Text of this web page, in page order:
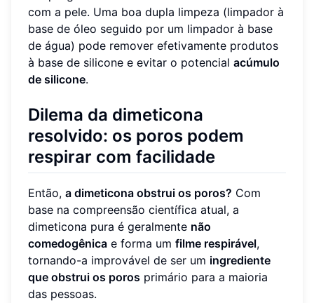
com a pele. Uma boa dupla limpeza (limpador à
base de óleo seguido por um limpador à base
de água) pode remover efetivamente produtos
à base de silicone e evitar o potencial acúmulo
de silicone.
Dilema da dimeticona
resolvido: os poros podem
respirar com facilidade
Então, a dimeticona obstrui os poros? Com
base na compreensão científica atual, a
dimeticona pura é geralmente não
comedogênica e forma um filme respirável,
tornando-a improvável de ser um ingrediente
que obstrui os poros primário para a maioria
das pessoas.